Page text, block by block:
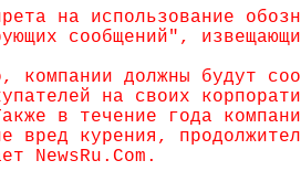
на использование
сообщений",
компании должны будут
на своих
в течение года
вред курения,
NewsRu.Com.